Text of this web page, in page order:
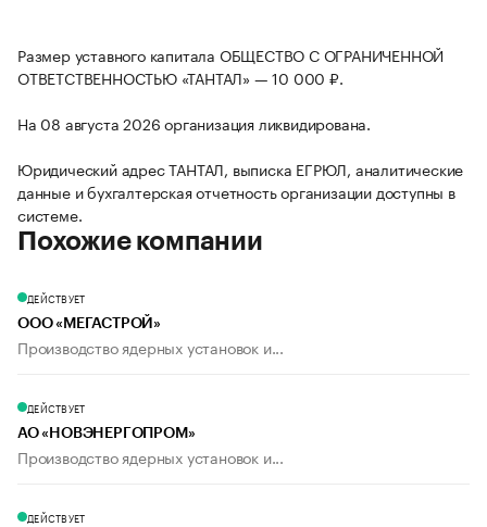
Размер уставного капитала ОБЩЕСТВО С ОГРАНИЧЕННОЙ
ОТВЕТСТВЕННОСТЬЮ «ТАНТАЛ» — 10 000 ₽.
На 08 августа 2026 организация ликвидирована.
Юридический адрес ТАНТАЛ, выписка ЕГРЮЛ, аналитические
данные и бухгалтерская отчетность организации доступны в
системе.
Похожие компании
ДЕЙСТВУЕТ
ООО «МЕГАСТРОЙ»
Производство ядерных установок и...
ДЕЙСТВУЕТ
АО «НОВЭНЕРГОПРОМ»
Производство ядерных установок и...
ДЕЙСТВУЕТ